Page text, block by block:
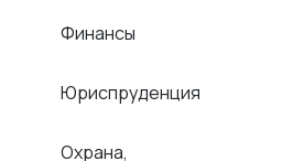
Финансы
Юриспруденция
Охрана,